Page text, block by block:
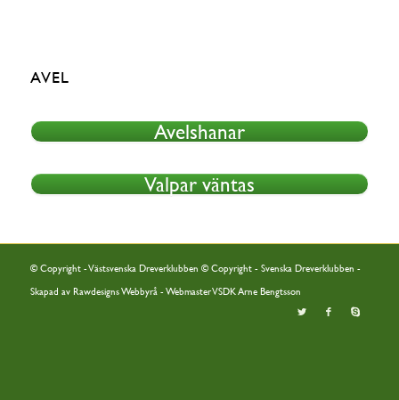
AVEL
Avelshanar
Valpar väntas
© Copyright - Västsvenska Dreverklubben © Copyright - Svenska Dreverklubben -
Skapad av Rawdesigns Webbyrå- Webmaster VSDK Arne Bengtsson